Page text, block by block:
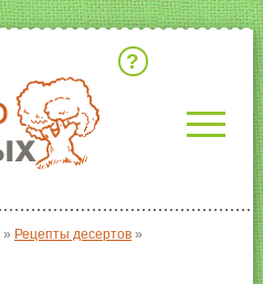
» Рецепты десертов »